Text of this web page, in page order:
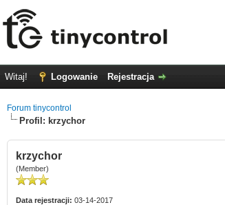
Witaj! Logowanie Rejestracja
Forum tinycontrol
Profil: krzychor
krzychor
(Member)
Data rejestracji: 03-14-2017